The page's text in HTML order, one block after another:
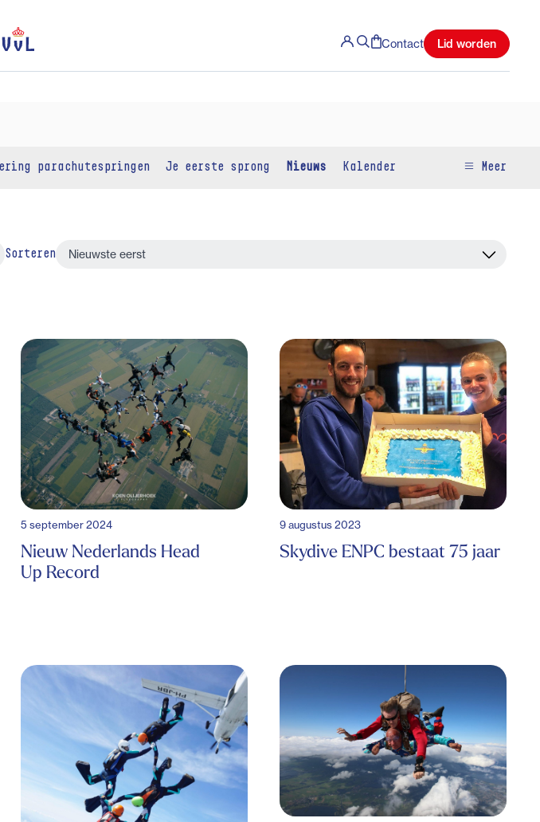
Contact Lid worden
parachutespringen Je eerste sprong Nieuws Kalender Meer
Sorteren
5 september 2024
Nieuw Nederlands Head
Up Record
9 augustus 2023
Skydive ENPC bestaat 75 jaar